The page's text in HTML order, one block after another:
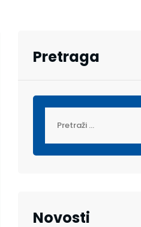
Pretraga
Novosti